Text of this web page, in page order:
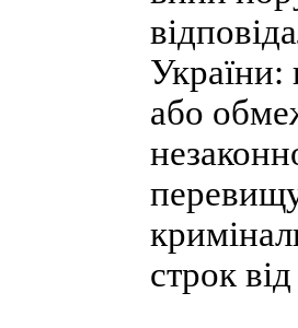
України:
або
строк